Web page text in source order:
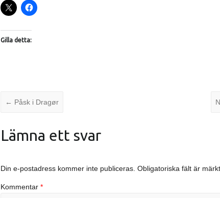
Gilla detta:
← Påsk i Dragør
Lämna ett svar
Din e-postadress kommer inte publiceras. Obligatoriska fält är
Kommentar*